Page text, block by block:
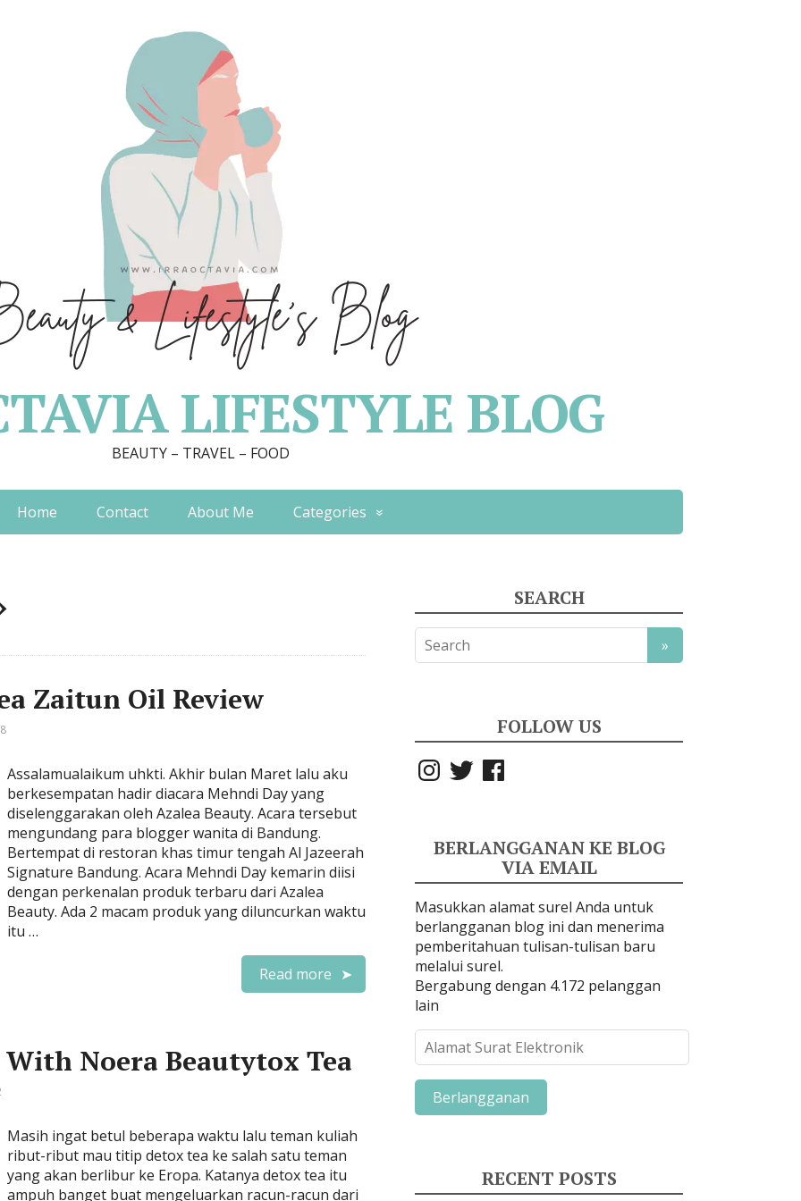
LIFESTYLE BLOG
BEAUTY – TRAVEL – FOOD
Home Contact About Me Categories
Zaitun Oil Review
Assalamualaikum uhkti. Akhir bulan Maret lalu aku
berkesempatan hadir diacara Mehndi Day yang
diselenggarakan oleh Azalea Beauty. Acara tersebut
mengundang para blogger wanita di Bandung.
Bertempat di restoran khas timur tengah Al Jazeerah
Signature Bandung. Acara Mehndi Day kemarin diisi
dengan perkenalan produk terbaru dari Azalea
Beauty. Ada 2 macam produk yang diluncurkan waktu
itu …
Read more
Noera Beautytox Tea
Masih ingat betul beberapa waktu lalu teman kuliah
ribut-ribut mau titip detox tea ke salah satu teman
yang akan berlibur ke Eropa. Katanya detox tea itu
ampuh banget buat mengeluarkan racun-racun dari
SEARCH
FOLLOW US
Instagram
TwitterFacebook
BERLANGGANAN KE BLOG
VIA EMAIL
Masukkan alamat surel Anda untuk
berlangganan blog ini dan menerima
pemberitahuan tulisan-tulisan baru
melalui surel.
Bergabung dengan 4.172 pelanggan
lain
l
a
a
r
RECENT POSTS